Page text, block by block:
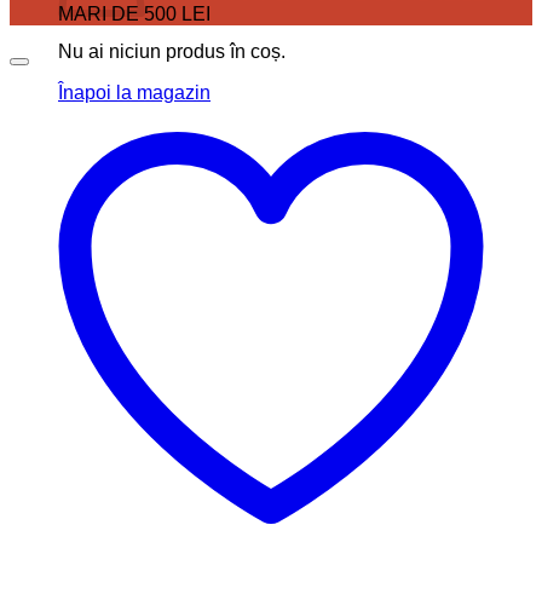
Nu ai niciun produs în coș.
Înapoi la magazin
MARI DE 500 LEI